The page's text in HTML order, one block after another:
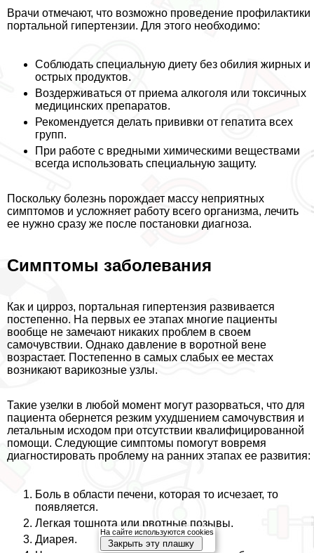
Врачи отмечают, что возможно проведение профилактики
портальной гипертензии. Для этого необходимо:
Соблюдать специальную диету без обилия жирных и
острых продуктов.
Воздерживаться от приема алкоголя или токсичных
медицинских препаратов.
Рекомендуется делать прививки от гепатита всех
групп.
При работе с вредными химическими веществами
всегда использовать специальную защиту.
Поскольку болезнь порождает массу неприятных
симптомов и усложняет работу всего организма, лечить
ее нужно сразу же после постановки диагноза.
Симптомы заболевания
Как и цирроз, портальная гипертензия развивается
постепенно. На первых ее этапах многие пациенты
вообще не замечают никаких проблем в своем
самочувствии. Однако давление в воротной вене
возрастает. Постепенно в самых слабых ее местах
возникают варикозные узлы.
Такие узелки в любой момент могут разорваться, что для
пациента обернется резким ухудшением самочувствия и
летальным исходом при отсутствии квалифицированной
помощи. Следующие симптомы помогут вовремя
диагностировать проблему на ранних этапах ее развития:
Боль в области печени, которая то исчезает, то
появляется.
Легкая тошнота или рвотные позывы.
Диарея.
На сайте используются cookies
Закрыть эту плашку